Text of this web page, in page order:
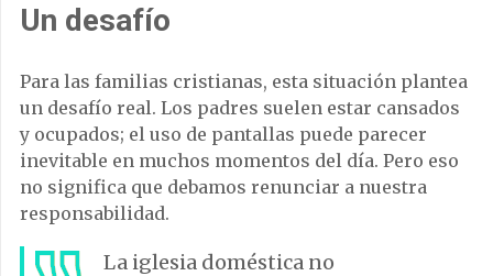
Un desafío
Para las familias cristianas, esta situación plantea
un desafío real. Los padres suelen estar cansados
y ocupados; el uso de pantallas puede parecer
inevitable en muchos momentos del día. Pero eso
no significa que debamos renunciar a nuestra
responsabilidad.
La iglesia doméstica no